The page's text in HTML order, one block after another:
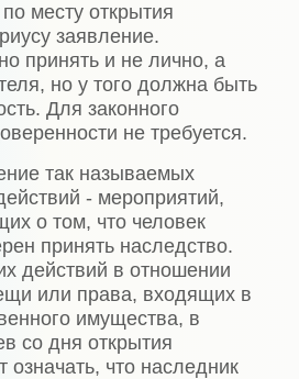
месту открытия
заявление.
принять и не лично, а
но у того должна быть
Для законного
не требуется.
так называемых
- мероприятий,
о том, что человек
принять наследство.
действий в отношении
или права, входящих в
имущества, в
со дня открытия
означать, что наследник